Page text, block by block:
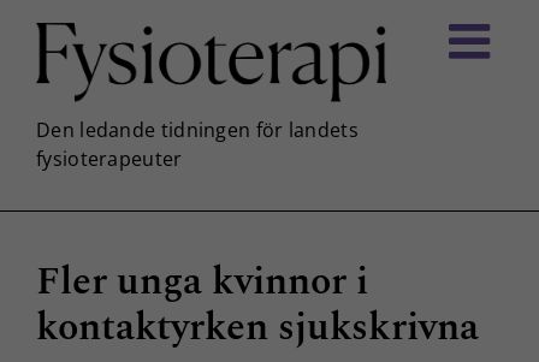
innehållet
Fler unga kvinnor i
kontaktyrken sjukskrivna